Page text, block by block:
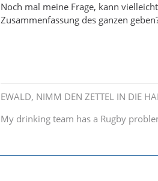
Noch mal meine Frage, kann
Zusammenfassung des ganzen
EWALD, NIMM DEN ZETTEL IN DIE
My drinking team has a Rugby